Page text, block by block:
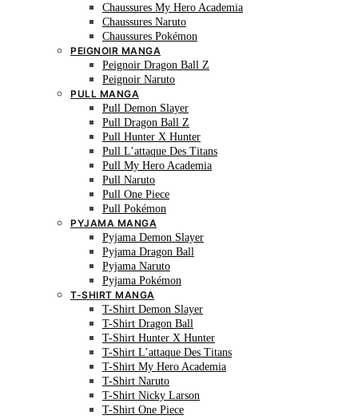
Chaussures My Hero Academia
Chaussures Naruto
Chaussures Pokémon
PEIGNOIR MANGA
Peignoir Dragon Ball Z
Peignoir Naruto
PULL MANGA
Pull Demon Slayer
Pull Dragon Ball Z
Pull Hunter X Hunter
Pull L’attaque Des Titans
Pull My Hero Academia
Pull Naruto
Pull One Piece
Pull Pokémon
PYJAMA MANGA
Pyjama Demon Slayer
Pyjama Dragon Ball
Pyjama Naruto
Pyjama Pokémon
T-SHIRT MANGA
T-Shirt Demon Slayer
T-Shirt Dragon Ball
T-Shirt Hunter X Hunter
T-Shirt L’attaque Des Titans
T-Shirt My Hero Academia
T-Shirt Naruto
T-Shirt Nicky Larson
T-Shirt One Piece